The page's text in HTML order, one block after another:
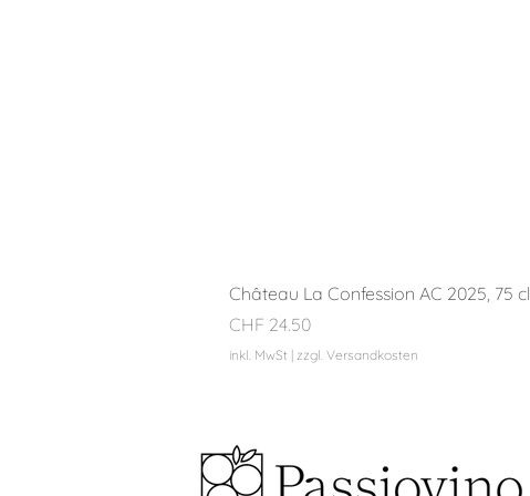
Château La Confession AC 2025, 75 cl
Preis
CHF 24.50
inkl. MwSt | zzgl. Versandkosten